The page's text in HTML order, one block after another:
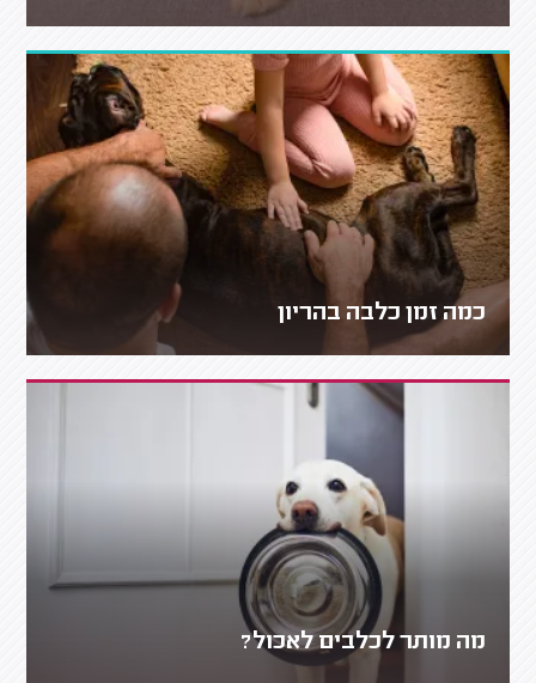
כמה זמן כלבה בהריון
מה מותר לכלבים לאכול?